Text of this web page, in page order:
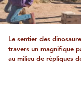
Le sentier des
travers un magnifique
au milieu de répliques